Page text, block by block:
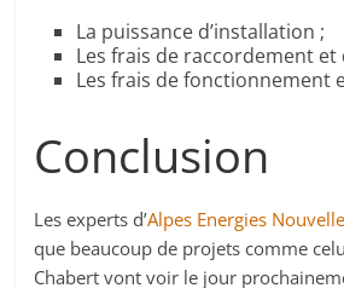
La puissance d’installation ;
Les frais de raccordement et
Les frais de fonctionnement
Conclusion
Les experts d’Alpes Energies
que beaucoup de projets comme
Chabert vont voir le jour